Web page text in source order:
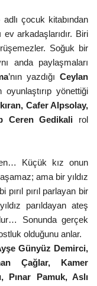
çocuk kitabından
arkadaşlarıdır. Biri
Soğuk bir
anda paylaşmaları
’nın yazdığıCeylan
oyunlaştırıp yönettiği
Cafer Alpsolay,
Ceren Gedikali rol
Küçük kız onun
ama bir yıldız
pırıl pırıl parlayan bir
parıldayan ateş
Sonunda gerçek
olduğunu anlar.
Günyüz Demirci,
Çağlar, Kamer
Pınar Pamuk, Aslı